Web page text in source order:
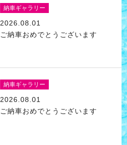
納車ギャラリー
2026.08.01
ご納車おめでとうございます
納車ギャラリー
2026.08.01
ご納車おめでとうございます